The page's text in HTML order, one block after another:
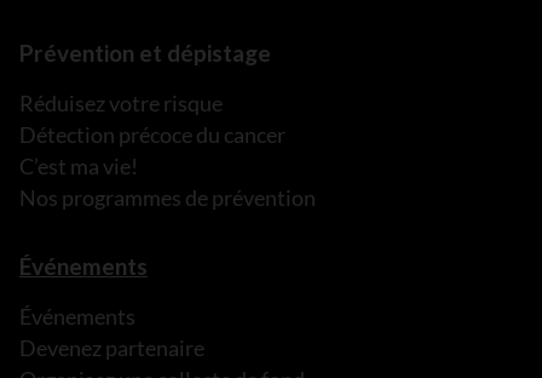
Prévention et dépistage
Réduisez votre risque
Détection précoce du cancer
C’est ma vie!
Nos programmes de prévention
Événements
Événements
Devenez partenaire